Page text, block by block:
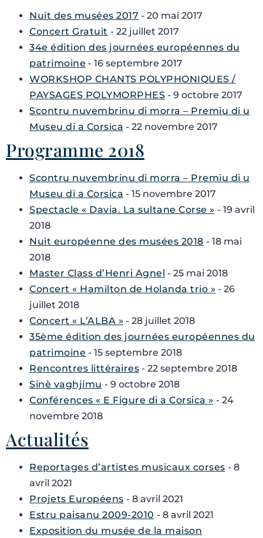
Nuit des musées 2017 - 20 mai 2017
Concert Gratuit - 22 juillet 2017
34e édition des journées européennes du
patrimoine - 16 septembre 2017
WORKSHOP CHANTS POLYPHONIQUES /
PAYSAGES POLYMORPHES - 9 octobre 2017
Scontru nuvembrinu di morra – Premiu di u
Museu di a Corsica - 22 novembre 2017
Programme 2018
Scontru nuvembrinu di morra – Premiu di u
Museu di a Corsica - 15 novembre 2017
Spectacle « Davia. La sultane Corse » - 19 avril
2018
Nuit européenne des musées 2018 - 18 mai
2018
Master Class d’Henri Agnel - 25 mai 2018
Concert « Hamilton de Holanda trio » - 26
juillet 2018
Concert « L’ALBA » - 28 juillet 2018
35ème édition des journées européennes du
patrimoine - 15 septembre 2018
Rencontres littéraires - 22 septembre 2018
Sinè vaghjimu - 9 octobre 2018
Conférences « E Figure di a Corsica » - 24
novembre 2018
Actualités
Reportages d’artistes musicaux corses - 8
avril 2021
Projets Européens - 8 avril 2021
Estru paisanu 2009-2010 - 8 avril 2021
Exposition du musée de la maison